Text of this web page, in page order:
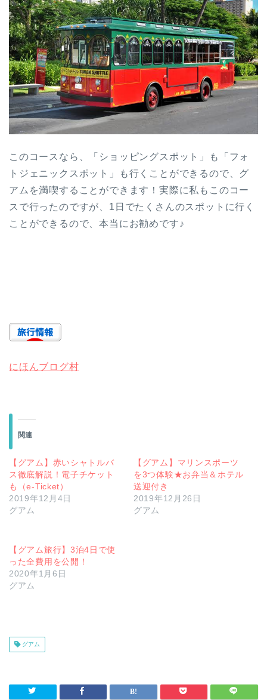
このコースなら、「ショッピングスポット」も「フォ
トジェニックスポット」も行くことができるので、グ
アムを満喫することができます！実際に私もこのコー
スで行ったのですが、1日でたくさんのスポットに行く
ことができるので、本当にお勧めです♪
にほんブログ村
関連
【グアム】赤いシャトルバ
ス徹底解説！電子チケット
も（e-Ticket）
2019年12月4日
グアム
【グアム】マリンスポーツ
を3つ体験★お弁当＆ホテル
送迎付き
2019年12月26日
グアム
【グアム旅行】3泊4日で使
った全費用を公開！
2020年1月6日
グアム
グアム